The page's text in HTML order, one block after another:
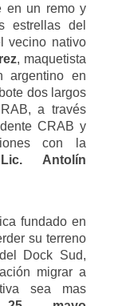
en un remo y
estrellas del
vecino nativo
, maquetista
argentino en
dos largos
a través
CRAB y
con la
Lic. Antolín
fundado en
su terreno
Dock Sud,
migrar a
sea mas